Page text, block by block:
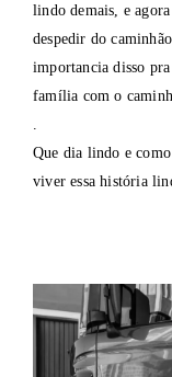
lindo demais, e
despedir do
importancia disso
família com o
.
Que dia lindo e
viver essa história